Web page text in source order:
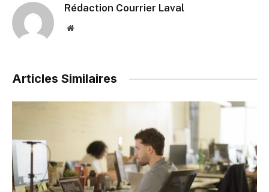
Rédaction Courrier Laval
Website
Articles Similaires